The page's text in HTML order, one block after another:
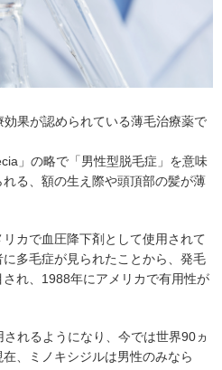
果が認められている薄毛治療薬で
」の略で「男性型脱毛症」を意味
る、額の生え際や頭頂部の髪が薄
カで血圧降下剤として使用されて
多毛症が見られたことから、発毛
れ、1988年にアメリカで有用性が
れるようになり、今では世界90ヵ
、ミノキシジルは男性のみなら